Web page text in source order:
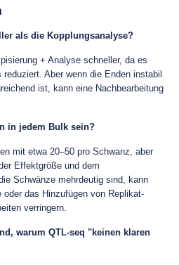
als die Kopplungsanalyse?
+ Analyse schneller, da es
Aber wenn die Enden instabil
ist, kann eine Nachbearbeitung
in jedem Bulk sein?
mit etwa 20–50 pro Schwanz, aber
Effektgröße und dem
Schwänze mehrdeutig sind, kann
das Hinzufügen von Replikat-
verringern.
warum QTL-seq "keinen klaren